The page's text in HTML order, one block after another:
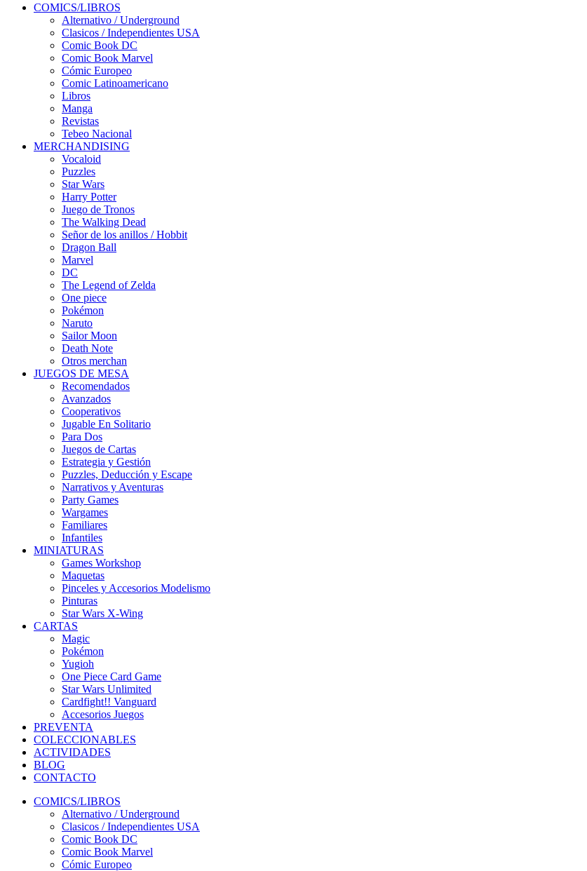
COMICS/LIBROS
Alternativo / Underground
Clasicos / Independientes USA
Comic Book DC
Comic Book Marvel
Cómic Europeo
Comic Latinoamericano
Libros
Manga
Revistas
Tebeo Nacional
MERCHANDISING
Vocaloid
Puzzles
Star Wars
Harry Potter
Juego de Tronos
The Walking Dead
Señor de los anillos / Hobbit
Dragon Ball
Marvel
DC
The Legend of Zelda
One piece
Pokémon
Naruto
Sailor Moon
Death Note
Otros merchan
JUEGOS DE MESA
Recomendados
Avanzados
Cooperativos
Jugable En Solitario
Para Dos
Juegos de Cartas
Estrategia y Gestión
Puzzles, Deducción y Escape
Narrativos y Aventuras
Party Games
Wargames
Familiares
Infantiles
MINIATURAS
Games Workshop
Maquetas
Pinceles y Accesorios Modelismo
Pinturas
Star Wars X-Wing
CARTAS
Magic
Pokémon
Yugioh
One Piece Card Game
Star Wars Unlimited
Cardfight!! Vanguard
Accesorios Juegos
PREVENTA
COLECCIONABLES
ACTIVIDADES
BLOG
CONTACTO
COMICS/LIBROS
Alternativo / Underground
Clasicos / Independientes USA
Comic Book DC
Comic Book Marvel
Cómic Europeo